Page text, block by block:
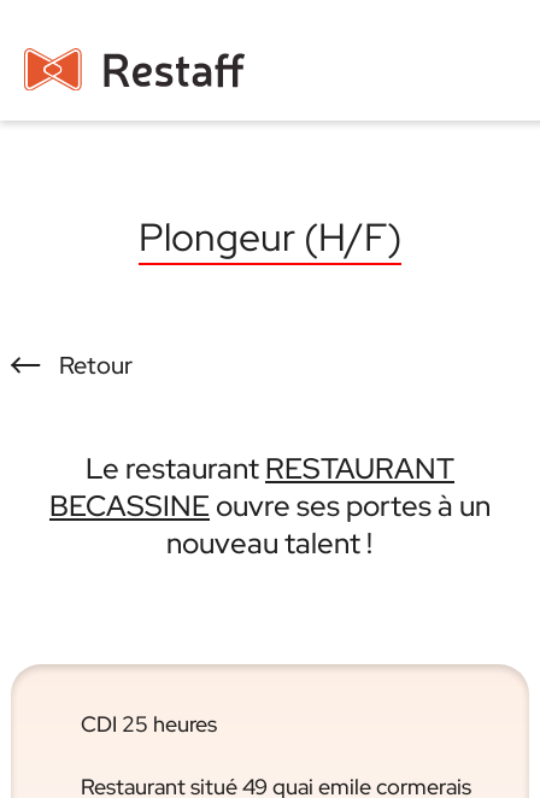
Plongeur (H/F)
Retour
Le restaurantRESTAURANT
BECASSINE ouvre ses portes à un
nouveau talent !
CDI 25 heures
Restaurant situé 49 quai emile cormerais